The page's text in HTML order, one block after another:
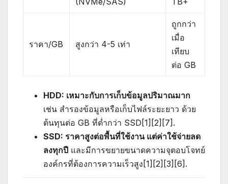
ราคา/GB สูงกว่า 4-5 เท่า
ถูกกว่า
เมื่อ
เทียบ
ต่อ GB
HDD: เหมาะกับการเก็บข้อมูลปริมาณมาก
เช่น สำรองข้อมูลหรือเก็บไฟล์ระยะยาว ด้วย
ต้นทุนต่อ GB ที่ต่ำกว่า SSD[1][2][7].
SSD: ราคาสูงต่อพื้นที่ใช้งาน แต่ค่าใช้จ่ายลด
ลงทุกปี และมีการขยายขนาดความจุตอบโจทย์
องค์กรที่ต้องการความเร็วสูง[1][2][3][6].